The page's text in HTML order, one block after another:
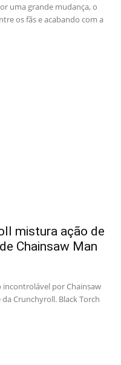
uma grande mudança, o
os fãs e acabando com a
mistura ação de
Chainsaw Man
incontrolável por Chainsaw
Crunchyroll. Black Torch